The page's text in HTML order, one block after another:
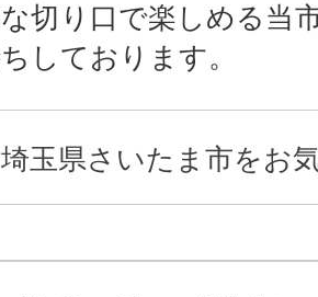
切り口で楽しめる当
しております。
埼玉県さいたま市をお